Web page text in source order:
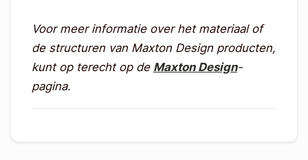
Voor meer informatie over het materiaal of
de structuren van Maxton Design producten,
kunt op terecht op de Maxton Design-
pagina.